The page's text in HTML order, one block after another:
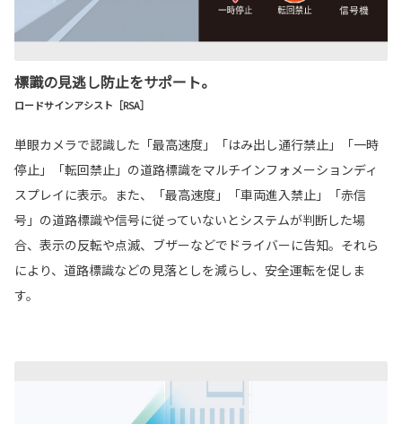
標識の見逃し防止をサポート。
ロードサインアシスト［RSA］
単眼カメラで認識した「最高速度」「はみ出し通行禁止」「一時
停止」「転回禁止」の道路標識をマルチインフォメーションディ
スプレイに表示。また、「最高速度」「車両進入禁止」「赤信
号」の道路標識や信号に従っていないとシステムが判断した場
合、表示の反転や点滅、ブザーなどでドライバーに告知。それら
により、道路標識などの見落としを減らし、安全運転を促しま
す。